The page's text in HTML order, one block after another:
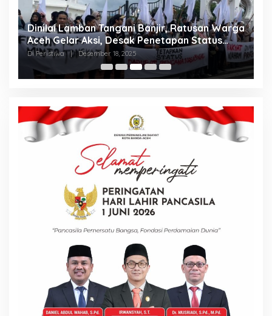
Dinilai Lamban Tangani Banjir, Ratusan Warga
Aceh Gelar Aksi, Desak Penetapan Status
Bencana Nasional
Di Peristiwa | Desember 18, 2025